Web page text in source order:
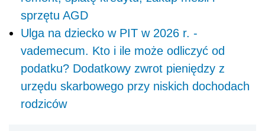
sprzętu AGD
Ulga na dziecko w PIT w 2026 r. -
vademecum. Kto i ile może odliczyć od
podatku? Dodatkowy zwrot pieniędzy z
urzędu skarbowego przy niskich dochodach
rodziców